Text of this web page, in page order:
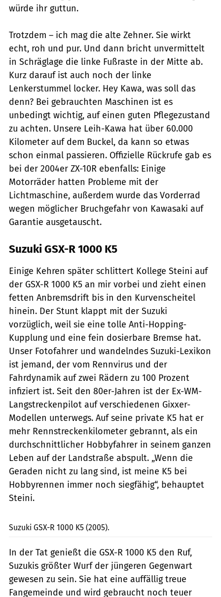
würde ihr guttun.
Trotzdem – ich mag die alte Zehner. Sie wirkt
echt, roh und pur. Und dann bricht unvermittelt
in Schräglage die linke Fußraste in der Mitte ab.
Kurz darauf ist auch noch der linke
Lenkerstummel locker. Hey Kawa, was soll das
denn? Bei gebrauchten Maschinen ist es
unbedingt wichtig, auf einen guten Pflegezustand
zu achten. Unsere Leih-Kawa hat über 60.000
Kilometer auf dem Buckel, da kann so etwas
schon einmal passieren. Offizielle Rückrufe gab es
bei der 2004er ZX-10R ebenfalls: Einige
Motorräder hatten Probleme mit der
Lichtmaschine, außerdem wurde das Vorderrad
wegen möglicher Bruchgefahr von Kawasaki auf
Garantie ausgetauscht.
Suzuki GSX-R 1000 K5
Einige Kehren später schlittert Kollege Steini auf
der GSX-R 1000 K5 an mir vorbei und zieht einen
fetten Anbremsdrift bis in den Kurvenscheitel
hinein. Der Stunt klappt mit der Suzuki
vorzüglich, weil sie eine tolle Anti-Hopping-
Kupplung und eine fein dosierbare Bremse hat.
Unser Fotofahrer und wandelndes Suzuki-Lexikon
ist jemand, der vom Rennvirus und der
Fahrdynamik auf zwei Rädern zu 100 Prozent
infiziert ist. Seit den 80er-Jahren ist der Ex-WM-
Langstreckenpilot auf verschiedenen Gixxer-
Modellen unterwegs. Auf seine private K5 hat er
mehr Rennstreckenkilometer gebrannt, als ein
durchschnittlicher Hobbyfahrer in seinem ganzen
Leben auf der Landstraße abspult. „Wenn die
Geraden nicht zu lang sind, ist meine K5 bei
Hobbyrennen immer noch siegfähig“, behauptet
Steini.
Suzuki GSX-R 1000 K5 (2005).
In der Tat genießt die GSX-R 1000 K5 den Ruf,
Suzukis größter Wurf der jüngeren Gegenwart
gewesen zu sein. Sie hat eine auffällig treue
Fangemeinde und wird gebraucht noch teuer